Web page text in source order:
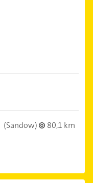
(Sandow)
80,1 km